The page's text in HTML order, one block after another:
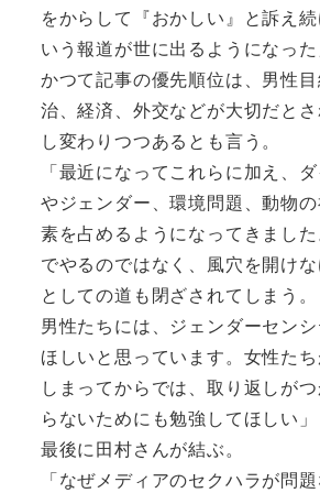
をからして『おかしい』と訴え
いう報道が世に出るようになった
かつて記事の優先順位は、男性
治、経済、外交などが大切だと
し変わりつつあるとも言う。
「最近になってこれらに加え、
やジェンダー、環境問題、動物
素を占めるようになってきまし
でやるのではなく、風穴を開け
としての道も閉ざされてしまう。
男性たちには、ジェンダーセン
ほしいと思っています。女性た
しまってからでは、取り返しが
らないためにも勉強してほしい」
最後に田村さんが結ぶ。
「なぜメディアのセクハラが問